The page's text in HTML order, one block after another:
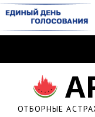
ОТБОРНЫЕ